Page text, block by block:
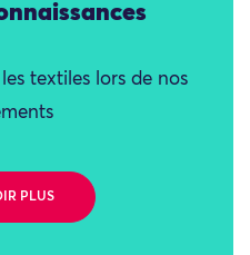
textiles lors de nos
PLUS